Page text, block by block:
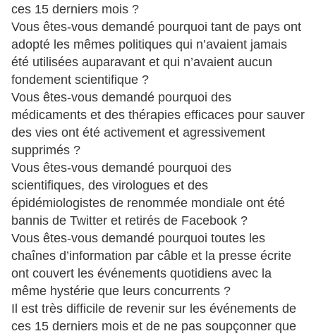
ces 15 derniers mois ?
Vous êtes-vous demandé pourquoi tant de pays ont
adopté les mêmes politiques qui n’avaient jamais
été utilisées auparavant et qui n’avaient aucun
fondement scientifique ?
Vous êtes-vous demandé pourquoi des
médicaments et des thérapies efficaces pour sauver
des vies ont été activement et agressivement
supprimés ?
Vous êtes-vous demandé pourquoi des
scientifiques, des virologues et des
épidémiologistes de renommée mondiale ont été
bannis de Twitter et retirés de Facebook ?
Vous êtes-vous demandé pourquoi toutes les
chaînes d’information par câble et la presse écrite
ont couvert les événements quotidiens avec la
même hystérie que leurs concurrents ?
Il est très difficile de revenir sur les événements de
ces 15 derniers mois et de ne pas soupçonner que